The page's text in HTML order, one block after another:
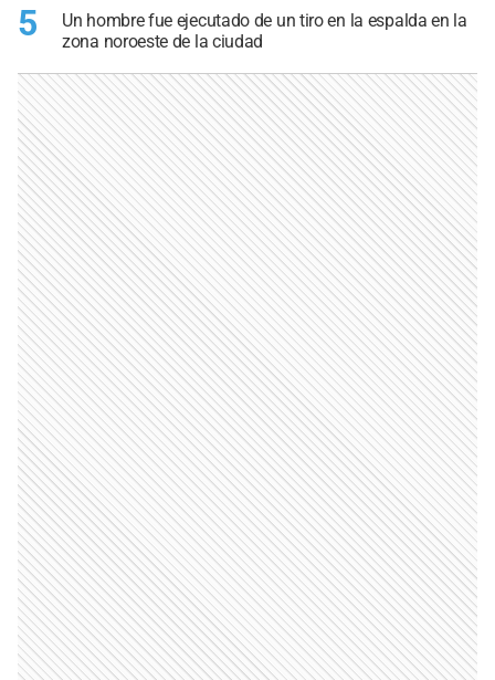
5
Un hombre fue ejecutado de un tiro en la espalda en la
zona noroeste de la ciudad